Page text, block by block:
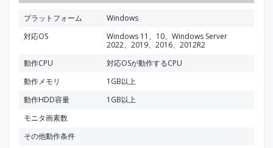
プラットフォーム
Windows
対応OS
Windows 11、10、Windows Server
2022、2019、2016、2012R2
動作CPU
対応OSが動作するCPU
動作メモリ
1GB以上
動作HDD容量
1GB以上
モニタ画素数
その他動作条件